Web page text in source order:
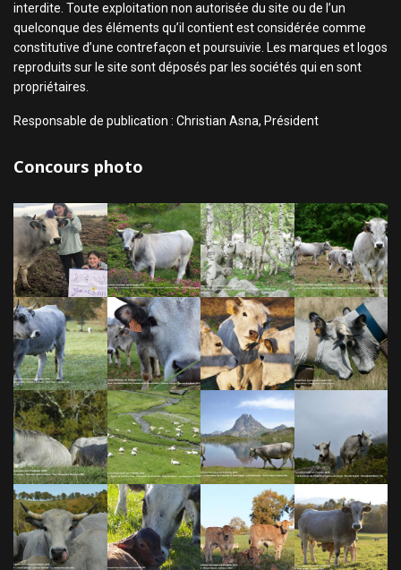
interdite. Toute exploitation non autorisée du site ou de l’un
quelconque des éléments qu’il contient est considérée comme
constitutive d’une contrefaçon et poursuivie. Les marques et logos
reproduits sur le site sont déposés par les sociétés qui en sont
propriétaires.
Responsable de publication : Christian Asna, Président
Concours photo